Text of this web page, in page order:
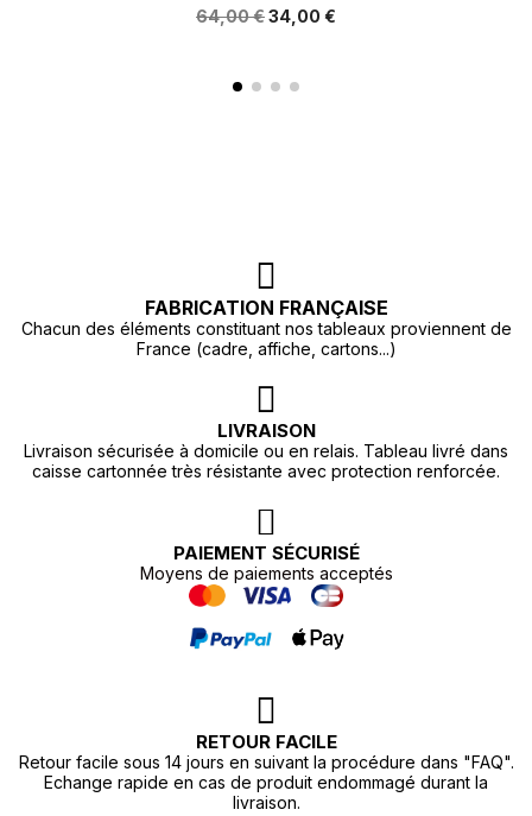
64,00 €34,00 €
FABRICATION FRANÇAISE
Chacun des éléments constituant nos tableaux proviennent de
France (cadre, affiche, cartons...)
LIVRAISON
Livraison sécurisée à domicile ou en relais. Tableau livré dans
caisse cartonnée très résistante avec protection renforcée.
PAIEMENT SÉCURISÉ
Moyens de paiements acceptés
RETOUR FACILE
Retour facile sous 14 jours en suivant la procédure dans "FAQ".
Echange rapide en cas de produit endommagé durant la
livraison.